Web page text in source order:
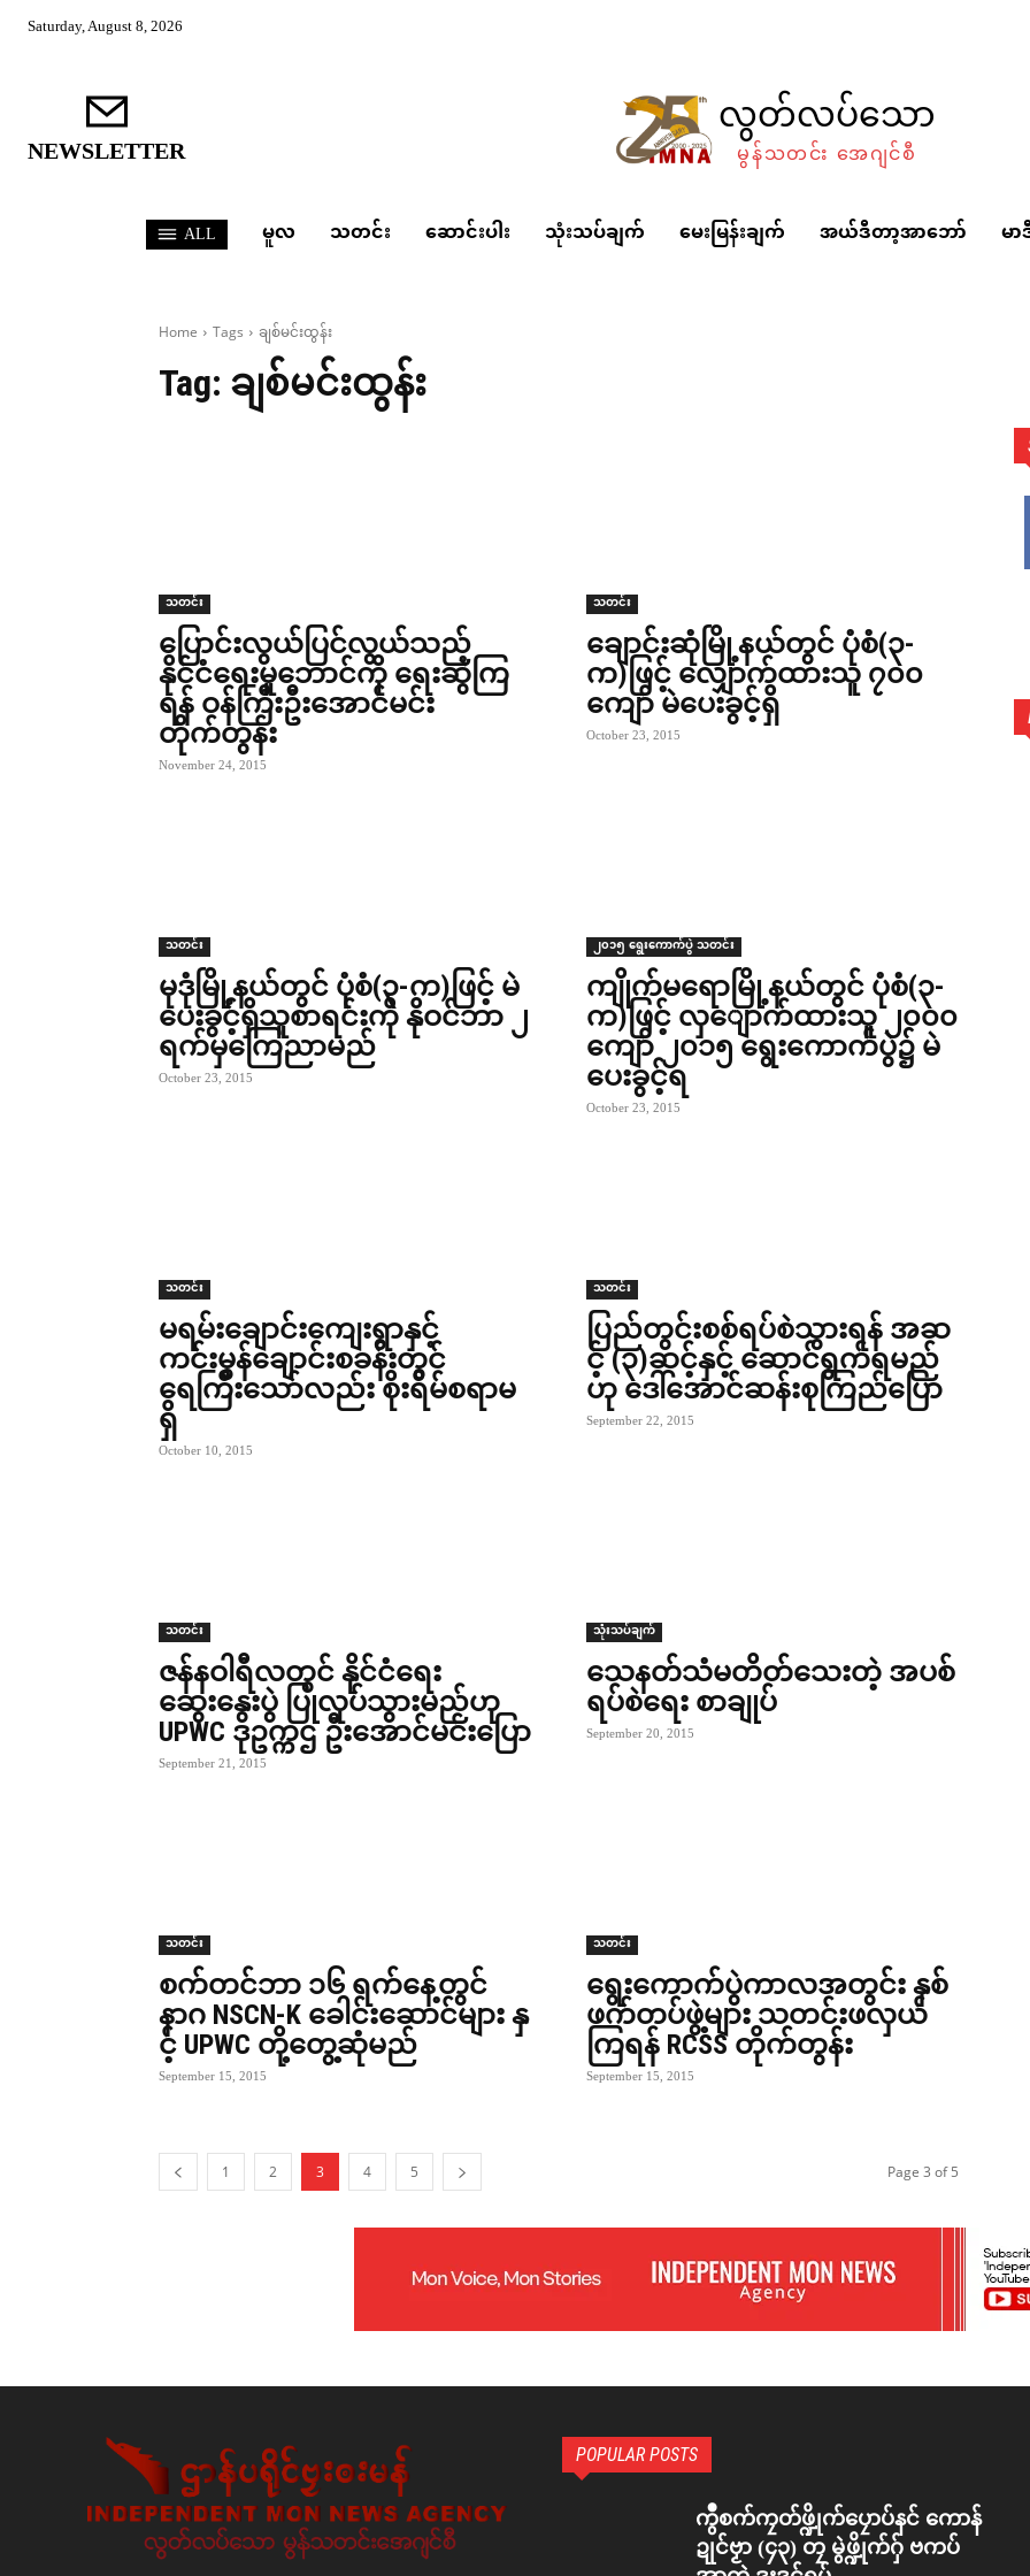
Saturday, August 8, 2026
NEWSLETTER လွတ်လပ်သော
မွန်သတင်း အေဂျင်စီ
ALL မူလ သတင်း ဆောင်းပါး သုံးသပ်ချက် မေးမြန်းချက် အယ်ဒီတာ့အာဘော် မ
Home Tags ချစ်မင်းထွန်း
Tag: ချစ်မင်းထွန်း
သတင်း
ပြောင်းလွယ်ပြင်လွယ်သည့်
နိုင်ငံရေးမူဘောင်ကို ရေးဆွဲကြ
ရန် ဝန်ကြီးဦးအောင်မင်း
တိုက်တွန်း
November 24, 2015
သတင်း
ချောင်းဆုံမြို့နယ်တွင် ပုံစံ(၃-
က)ဖြင့် လျှောက်ထားသူ ၇၀၀
ကျော် မဲပေးခွင့်ရှိ
October 23, 2015
သတင်း
မုဒုံမြို့နယ်တွင် ပုံစံ(၃-က)ဖြင့် မဲ
ပေးခွင့်ရှိသူစာရင်းကို နိုဝင်ဘာ ၂
ရက်မှကြေညာမည်
October 23, 2015
၂၀၁၅ ရွေးကောက်ပွဲ သတင်း
ကျိုက်မရောမြို့နယ်တွင် ပုံစံ(၃-
က)ဖြင့် လှျောက်ထားသူ ၂၀၀၀
ကျော် ၂၀၁၅ ရွေးကောက်ပွဲ၌ မဲ
ပေးခွင့်ရ
October 23, 2015
သတင်း
မရမ်းချောင်းကျေးရွာနှင့်
ကင်းမွန်ချောင်းစခန်းတွင်
ရေကြီးသော်လည်း စိုးရိမ်စရာမ
ရှိ
October 10, 2015
သတင်း
ပြည်တွင်းစစ်ရပ်စဲသွားရန် အဆ
င့် (၃)ဆင့်နှင့် ဆောင်ရွက်ရမည်
ဟု ဒေါ်အောင်ဆန်းစုကြည်ပြော
September 22, 2015
သတင်း
ဇန်နဝါရီလတွင် နိုင်ငံရေး
ဆွေးနွေးပွဲ ပြုလုပ်သွားမည်ဟု
UPWC ဒုဥက္ကဌ ဦးအောင်မင်းပြော
September 21, 2015
သုံးသပ်ချက်
သေနတ်သံမတိတ်သေးတဲ့ အပစ်
ရပ်စဲရေး စာချုပ်
September 20, 2015
သတင်း
စက်တင်ဘာ ၁၆ ရက်နေ့တွင်
နာဂ NSCN-K ခေါင်းဆောင်များ နှ
င့် UPWC တို့တွေ့ဆုံမည်
September 15, 2015
သတင်း
ရွေးကောက်ပွဲကာလအတွင်း နှစ်
ဖက်တပ်ဖွဲ့များ သတင်းဖလှယ်
ကြရန် RCSS တိုက်တွန်း
September 15, 2015
1 2 3 4 5 Page 3 of 5
POPULAR POSTS
ကွဳစက်ကၠတ်ဖ္ဍိုက်ပၠောပ်နင် ကောန်
ဍုင်ဗၟာ (၄၃) တၠ မွဲဖ္ဍိုက်ဂှ် ဗကပ်